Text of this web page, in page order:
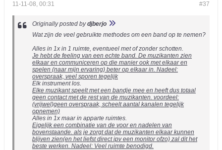
#37
11-11-08, 00:31
Originally posted bydjberjo
Wat zijn de veel gebruikte methodes om een band op te nemen?
Alles in 1x in 1 ruimte, eventueel met of zonder schotten.
Je hebt de feeling van een echte band. De muzikanten zien
elkaar en communiceren op die manier ook met elkaar en
spelen (naar mijn ervaring) beter op elkaar in. Nadeel:
overspraak, veel sporen tegelijk
Elk instrument los.
Elke muzikant speelt met een bandje mee en heeft dus totaal
geen contact met de rest van de muzikanten. voordeel:
(vrijwel)geen overspraak, scheelt aantal kanalen tegelijk
opnemen)
Alles in 1x maar in apparte ruimtes.
Eigelijk een combinatie van de voor en nadelen van
bovenstaande. als je zorgt dat de muzikanten elkaar kunnen
blijven zien(en het liefst direct ipv een monitor ofzo) zal dit het
beste werken. Nadeel: Veel ruimte benodigd.